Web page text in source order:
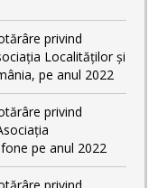
privind
Localităților și
pe anul 2022
privind
pe anul 2022